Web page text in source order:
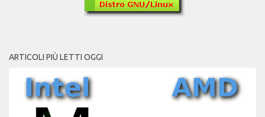
ARTICOLI PIÙ LETTI OGGI